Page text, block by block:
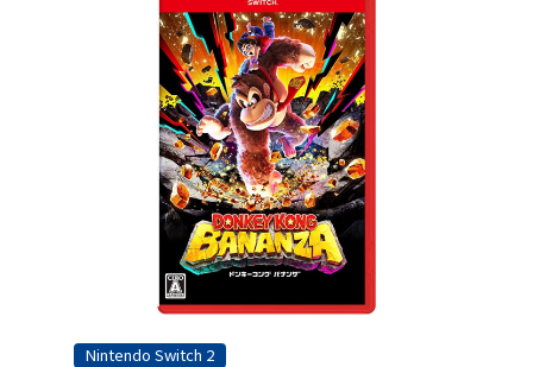
Nintendo Switch 2